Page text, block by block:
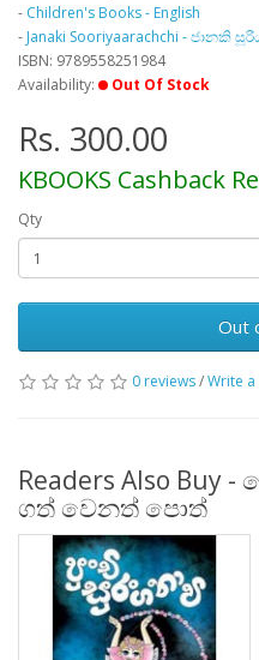
- Children's Books - English
- Janaki Sooriyaarachchi - ජානකි
ISBN: 9789558251984
Availability:
Out Of Stock
Rs. 300.00
KBOOKS Cashback
Qty
Out
0 reviews/Write
Readers Also Buy
ගත් වෙනත් පොත්